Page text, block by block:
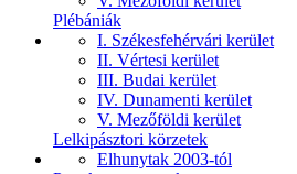
Plébániák
I. Székesfehérvári kerület
II. Vértesi kerület
III. Budai kerület
IV. Dunamenti kerület
V. Mezőföldi kerület
Lelkipásztori körzetek
Elhunytak 2003-tól